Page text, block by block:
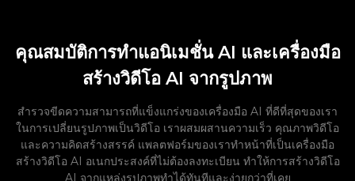
คุณสมบัติการทำแอนิเมชั่น AI และเครื่องมือ
สร้างวิดีโอ AI จากรูปภาพ
สำรวจขีดความสามารถที่แข็งแกร่งของเครื่องมือ AI ที่ดีที่สุดของเรา
ในการเปลี่ยนรูปภาพเป็นวิดีโอ เราผสมผสานความเร็ว คุณภาพวิดีโอ
และความคิดสร้างสรรค์ แพลตฟอร์มของเราทำหน้าที่เป็นเครื่องมือ
สร้างวิดีโอ AI อเนกประสงค์ที่ไม่ต้องลงทะเบียน ทำให้การสร้างวิดีโอ
AI จากแหล่งรูปภาพทำได้ทันทีและง่ายกว่าที่เคย